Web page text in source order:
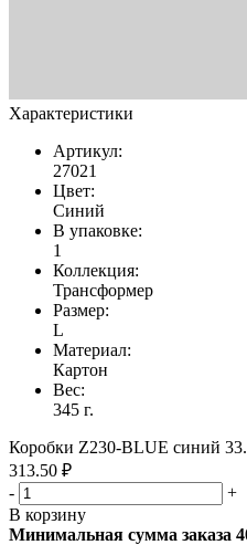
Характеристики
Артикул:
27021
Цвет:
Синий
В упаковке:
1
Коллекция:
Трансформер
Размер:
L
Материал:
Картон
Вес:
345 г.
Коробки Z230-BLUE синий
313.50 ₽
-
+
В корзину
Минимальная сумма заказа